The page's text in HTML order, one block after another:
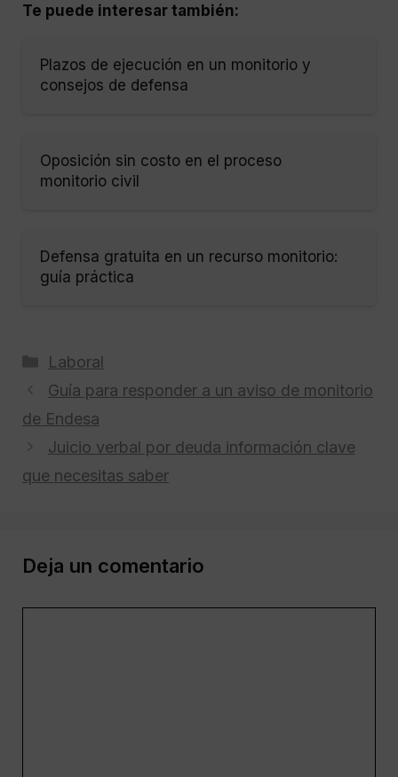
Te puede interesar también:
Plazos de ejecución en un monitorio y
consejos de defensa
Oposición sin costo en el proceso
monitorio civil
Defensa gratuita en un recurso monitorio:
guía práctica
Categorías
Laboral
Guía para responder a un aviso de monitorio
de Endesa
Juicio verbal por deuda información clave
que necesitas saber
Deja un comentario